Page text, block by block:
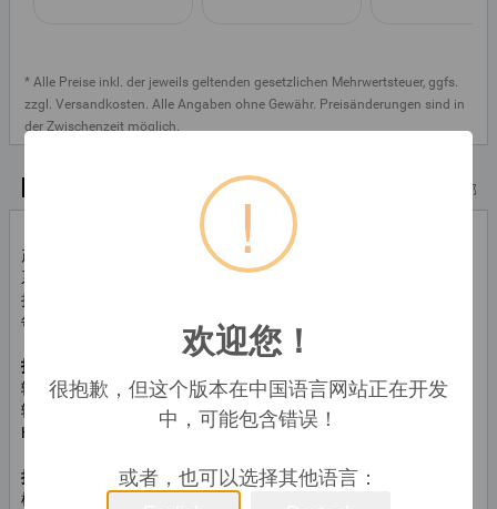
* Alle Preise inkl. der jeweils geltenden gesetzlichen Mehrwertsteuer, ggfs.
zzgl. Versandkosten. Alle Angaben ohne Gewähr. Preisänderungen sind in
der Zwischenzeit möglich.
顶部
产品类型:
网络接收器，AV功放
系列:
扬声器配置:
每声道功率:
技术特性
输出功率:5 x 130 Watt
输出阻抗:
HDMI功能:
HDMI-CEC，HDMI待机直通
接口
模拟音频输入:
2x 线路输入 (Cinch/RCA，立体声)，1x MM 唱机输
!
欢迎您！
很抱歉，但这个版本在中国语言网站正在开发
中，可能包含错误！
或者，也可以选择其他语言：